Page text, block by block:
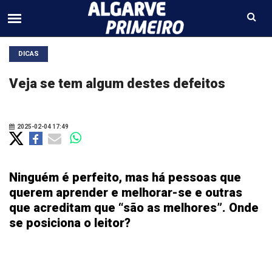
DICAS
Veja se tem algum destes defeitos
2025-02-04 17:49
Ninguém é perfeito, mas há pessoas que
querem aprender e melhorar-se e outras
que acreditam que “são as melhores”. Onde
se posiciona o leitor?